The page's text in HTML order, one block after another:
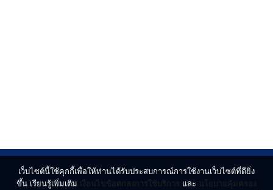
เว็บไซต์นี้ใช้คุกกี้เพื่อให้ท่านได้รับประสบการณ์การใช้งานเว็บไซต์ที่ดียิ่ง
ขึ้น เรียนรู้เพิ่มเติม เงื่อนไขข้อตกลงการใช้บริการ และ นโยบายคุ้มครอง